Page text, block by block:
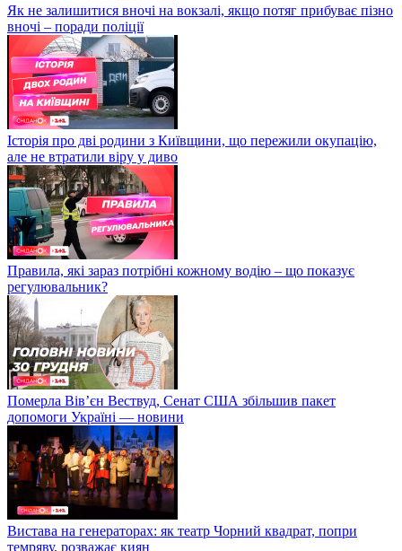
Як не залишитися вночі на вокзалі, якщо потяг прибуває пізно
вночі – поради поліції
Історія про дві родини з Київщини, що пережили окупацію,
але не втратили віру у диво
Правила, які зараз потрібні кожному водію – що показує
регулювальник?
Померла Вівʼєн Вествуд, Сенат США збільшив пакет
допомоги Україні — новини
Вистава на генераторах: як театр Чорний квадрат, попри
темряву, розважає киян